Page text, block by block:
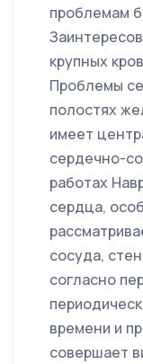
проблемам
крупных
Проблемы
полостях
имеет
сердечно-
работах
сердца,
сосуда,
согласно
времени и
совершает